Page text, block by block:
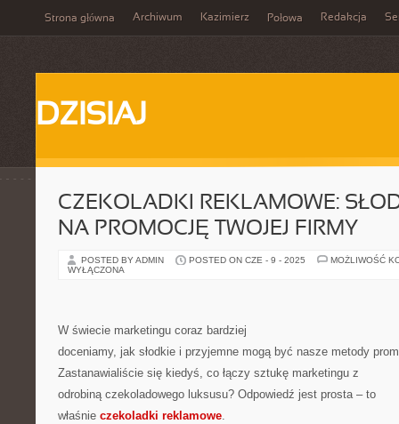
Strona główna Archiwum Kazimierz Połowa Redakcja
DZISIAJ
CZEKOLADKI REKLAMOWE:
NA PROMOCJĘ TWOJEJ FIRMY
POSTED BY ADMIN POSTED ON CZE - 9 - 2025
MOŻLIWOŚĆ
WYŁĄCZONA
W świecie marketingu coraz bardziej
doceniamy, jak słodkie i przyjemne mogą być nasze metody
Zastanawialiście się kiedyś, co łączy sztukę marketingu z
odrobiną czekoladowego luksusu? Odpowiedź jest prosta – to
właśnie czekoladki reklamowe.